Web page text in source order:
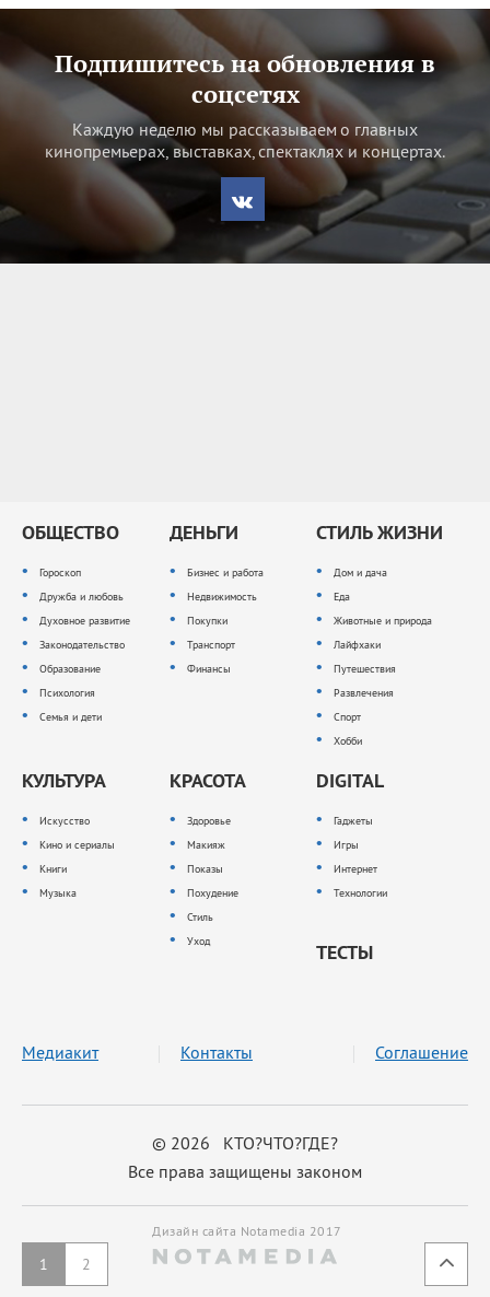
1 2
Подпишитесь на обновления в
соцсетях
Каждую неделю мы рассказываем о главных
кинопремьерах, выставках, спектаклях и концертах.
ОБЩЕСТВО
Гороскоп
Дружба и любовь
Духовное развитие
Законодательство
Образование
Психология
Семья и дети
ДЕНЬГИ
Бизнес и работа
Недвижимость
Покупки
Транспорт
Финансы
СТИЛЬ ЖИЗНИ
Дом и дача
Еда
Животные и природа
Лайфхаки
Путешествия
Развлечения
Спорт
Хобби
КУЛЬТУРА
Искусство
Кино и сериалы
Книги
Музыка
КРАСОТА
Здоровье
Макияж
Показы
Похудение
Стиль
Уход
DIGITAL
Гаджеты
Игры
Интернет
Технологии
ТЕСТЫ
© 2026 КТО?ЧТО?ГДЕ?
Все права защищены законом
Медиакит Контакты Соглашение
Дизайн сайта Notamedia 2017